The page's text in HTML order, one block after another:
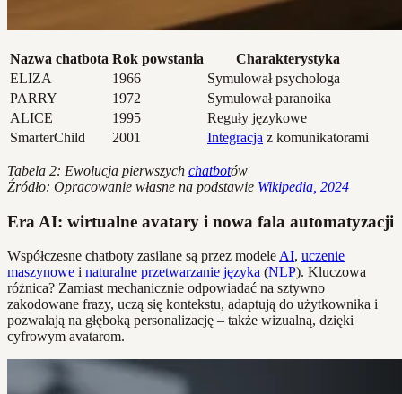
Nazwa chatbota Rok powstania
Charakterystyka
ELIZA
1966
Symulował psychologa
PARRY
1972
Symulował paranoika
ALICE
1995
Reguły językowe
SmarterChild
2001 Integracja z komunikatorami
Tabela 2: Ewolucja pierwszych chatbotów
Źródło: Opracowanie własne na podstawie Wikipedia, 2024
Era AI: wirtualne avatary i nowa fala automatyzacji
Współczesne chatboty zasilane są przez modele AI, uczenie
maszynowe i naturalne przetwarzanie języka (NLP). Kluczowa
różnica? Zamiast mechanicznie odpowiadać na sztywno
zakodowane frazy, uczą się kontekstu, adaptują do użytkownika i
pozwalają na głęboką personalizację – także wizualną, dzięki
cyfrowym avatarom.